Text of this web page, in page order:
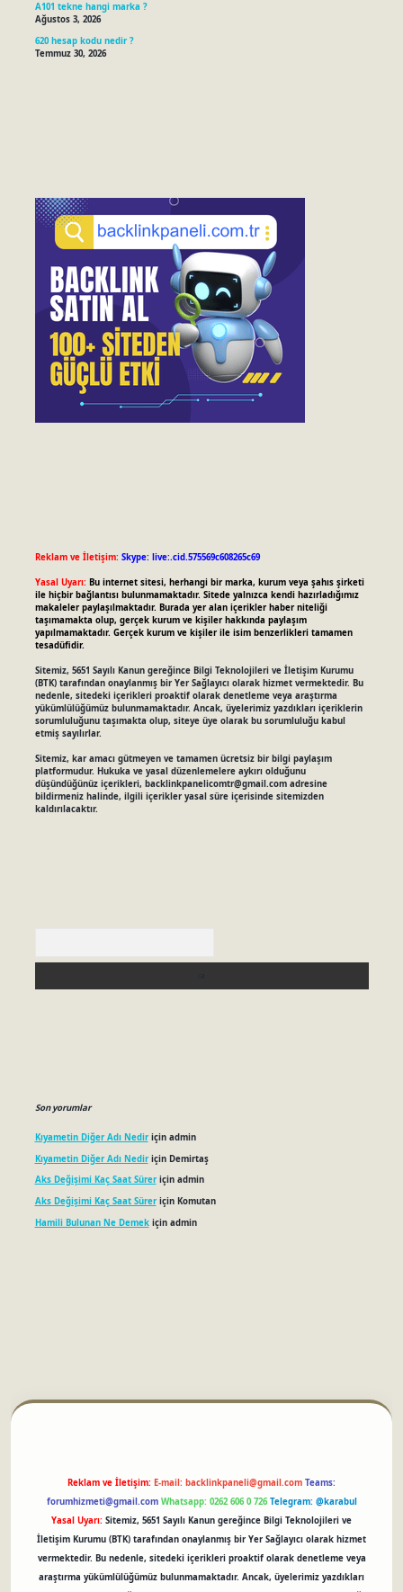
A101 tekne hangi marka ?
Ağustos 3, 2026
620 hesap kodu nedir ?
Temmuz 30, 2026
Reklam ve İletişim: Skype: live:.cid.575569c608265c69
Yasal Uyarı: Bu internet sitesi, herhangi bir marka, kurum veya şahıs şirketi
ile hiçbir bağlantısı bulunmamaktadır. Sitede yalnızca kendi hazırladığımız
makaleler paylaşılmaktadır. Burada yer alan içerikler haber niteliği
taşımamakta olup, gerçek kurum ve kişiler hakkında paylaşım
yapılmamaktadır. Gerçek kurum ve kişiler ile isim benzerlikleri tamamen
tesadüfidir.
Sitemiz, 5651 Sayılı Kanun gereğince Bilgi Teknolojileri ve İletişim Kurumu
(BTK) tarafından onaylanmış bir Yer Sağlayıcı olarak hizmet vermektedir. Bu
nedenle, sitedeki içerikleri proaktif olarak denetleme veya araştırma
yükümlülüğümüz bulunmamaktadır. Ancak, üyelerimiz yazdıkları içeriklerin
sorumluluğunu taşımakta olup, siteye üye olarak bu sorumluluğu kabul
etmiş sayılırlar.
Sitemiz, kar amacı gütmeyen ve tamamen ücretsiz bir bilgi paylaşım
platformudur. Hukuka ve yasal düzenlemelere aykırı olduğunu
düşündüğünüz içerikleri, backlinkpanelicomtr@gmail.comadresine
bildirmeniz halinde, ilgili içerikler yasal süre içerisinde sitemizden
kaldırılacaktır.
Son yorumlar
Kıyametin Diğer Adı Nediriçin admin
Kıyametin Diğer Adı Nediriçin Demirtaş
Aks Değişimi Kaç Saat Süreriçin admin
Aks Değişimi Kaç Saat Süreriçin Komutan
Hamili Bulunan Ne Demekiçin admin
Reklam ve İletişim: E-mail: backlinkpaneli@gmail.com Teams:
forumhizmeti@gmail.com Whatsapp: 0262 606 0 726 Telegram: @karabul
Yasal Uyarı: Sitemiz, 5651 Sayılı Kanun gereğince Bilgi Teknolojileri ve
İletişim Kurumu (BTK) tarafından onaylanmış bir Yer Sağlayıcı olarak hizmet
vermektedir. Bu nedenle, sitedeki içerikleri proaktif olarak denetleme veya
araştırma yükümlülüğümüz bulunmamaktadır. Ancak, üyelerimiz yazdıkları